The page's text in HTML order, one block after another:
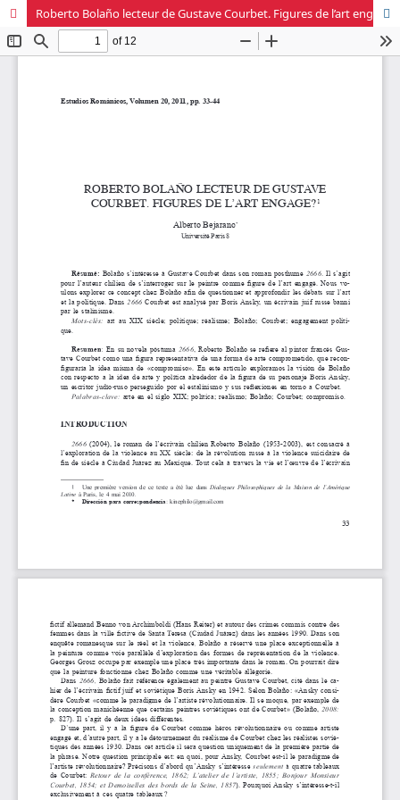
Roberto Bolaño lecteur de Gustave Courbet. Figures de l’art engagé?